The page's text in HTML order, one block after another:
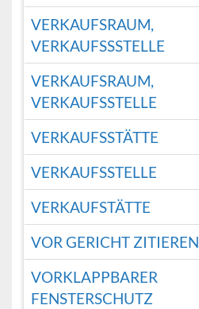
VERKAUFSRAUM,
VERKAUFSSSTELLE
VERKAUFSRAUM,
VERKAUFSSTELLE
VERKAUFSSTÄTTE
VERKAUFSSTELLE
VERKAUFSTÄTTE
VOR GERICHT ZITIEREN
VORKLAPPBARER
FENSTERSCHUTZ